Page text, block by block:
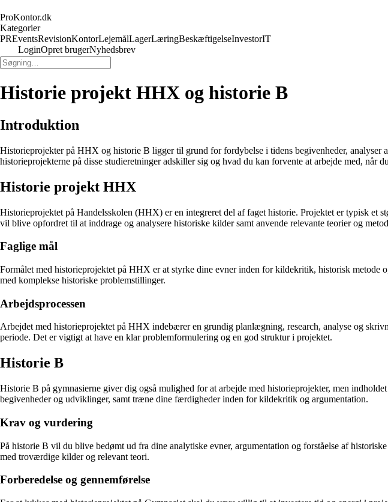
ProKontor.dk
Kategorier
PREventsRevisionKontorLejemålLagerLæringBeskæftigelseInvestorIT
LoginOpret brugerNyhedsbrev
Historie projekt HHX og historie B
Introduktion
Historieprojekter på HHX og historie B ligger til grund for fordybelse i tidens begivenheder,
historieprojekterne på disse studieretninger adskiller sig og hvad du kan forvente at arbejde med, når
Historie projekt HHX
Historieprojektet på Handelsskolen (HHX) er en integreret del af faget historie. Projektet er typisk
vil blive opfordret til at inddrage og analysere historiske kilder samt anvende relevante teorier og
Faglige mål
Formålet med historieprojektet på HHX er at styrke dine evner inden for kildekritik, historisk
med komplekse historiske problemstillinger.
Arbejdsprocessen
Arbejdet med historieprojektet på HHX indebærer en grundig planlægning, research, analyse og
periode. Det er vigtigt at have en klar problemformulering og en god struktur i projektet.
Historie B
Historie B på gymnasierne giver dig også mulighed for at arbejde med historieprojekter, men
begivenheder og udviklinger, samt træne dine færdigheder inden for kildekritik og argumentation.
Krav og vurdering
På historie B vil du blive bedømt ud fra dine analytiske evner, argumentation og forståelse af
med troværdige kilder og relevant teori.
Forberedelse og gennemførelse